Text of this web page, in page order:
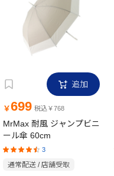
追加
￥699 税込￥768
MrMax 耐風 ジャンプビニ
ール傘 60cm
3
通常配送 / 店舗受取